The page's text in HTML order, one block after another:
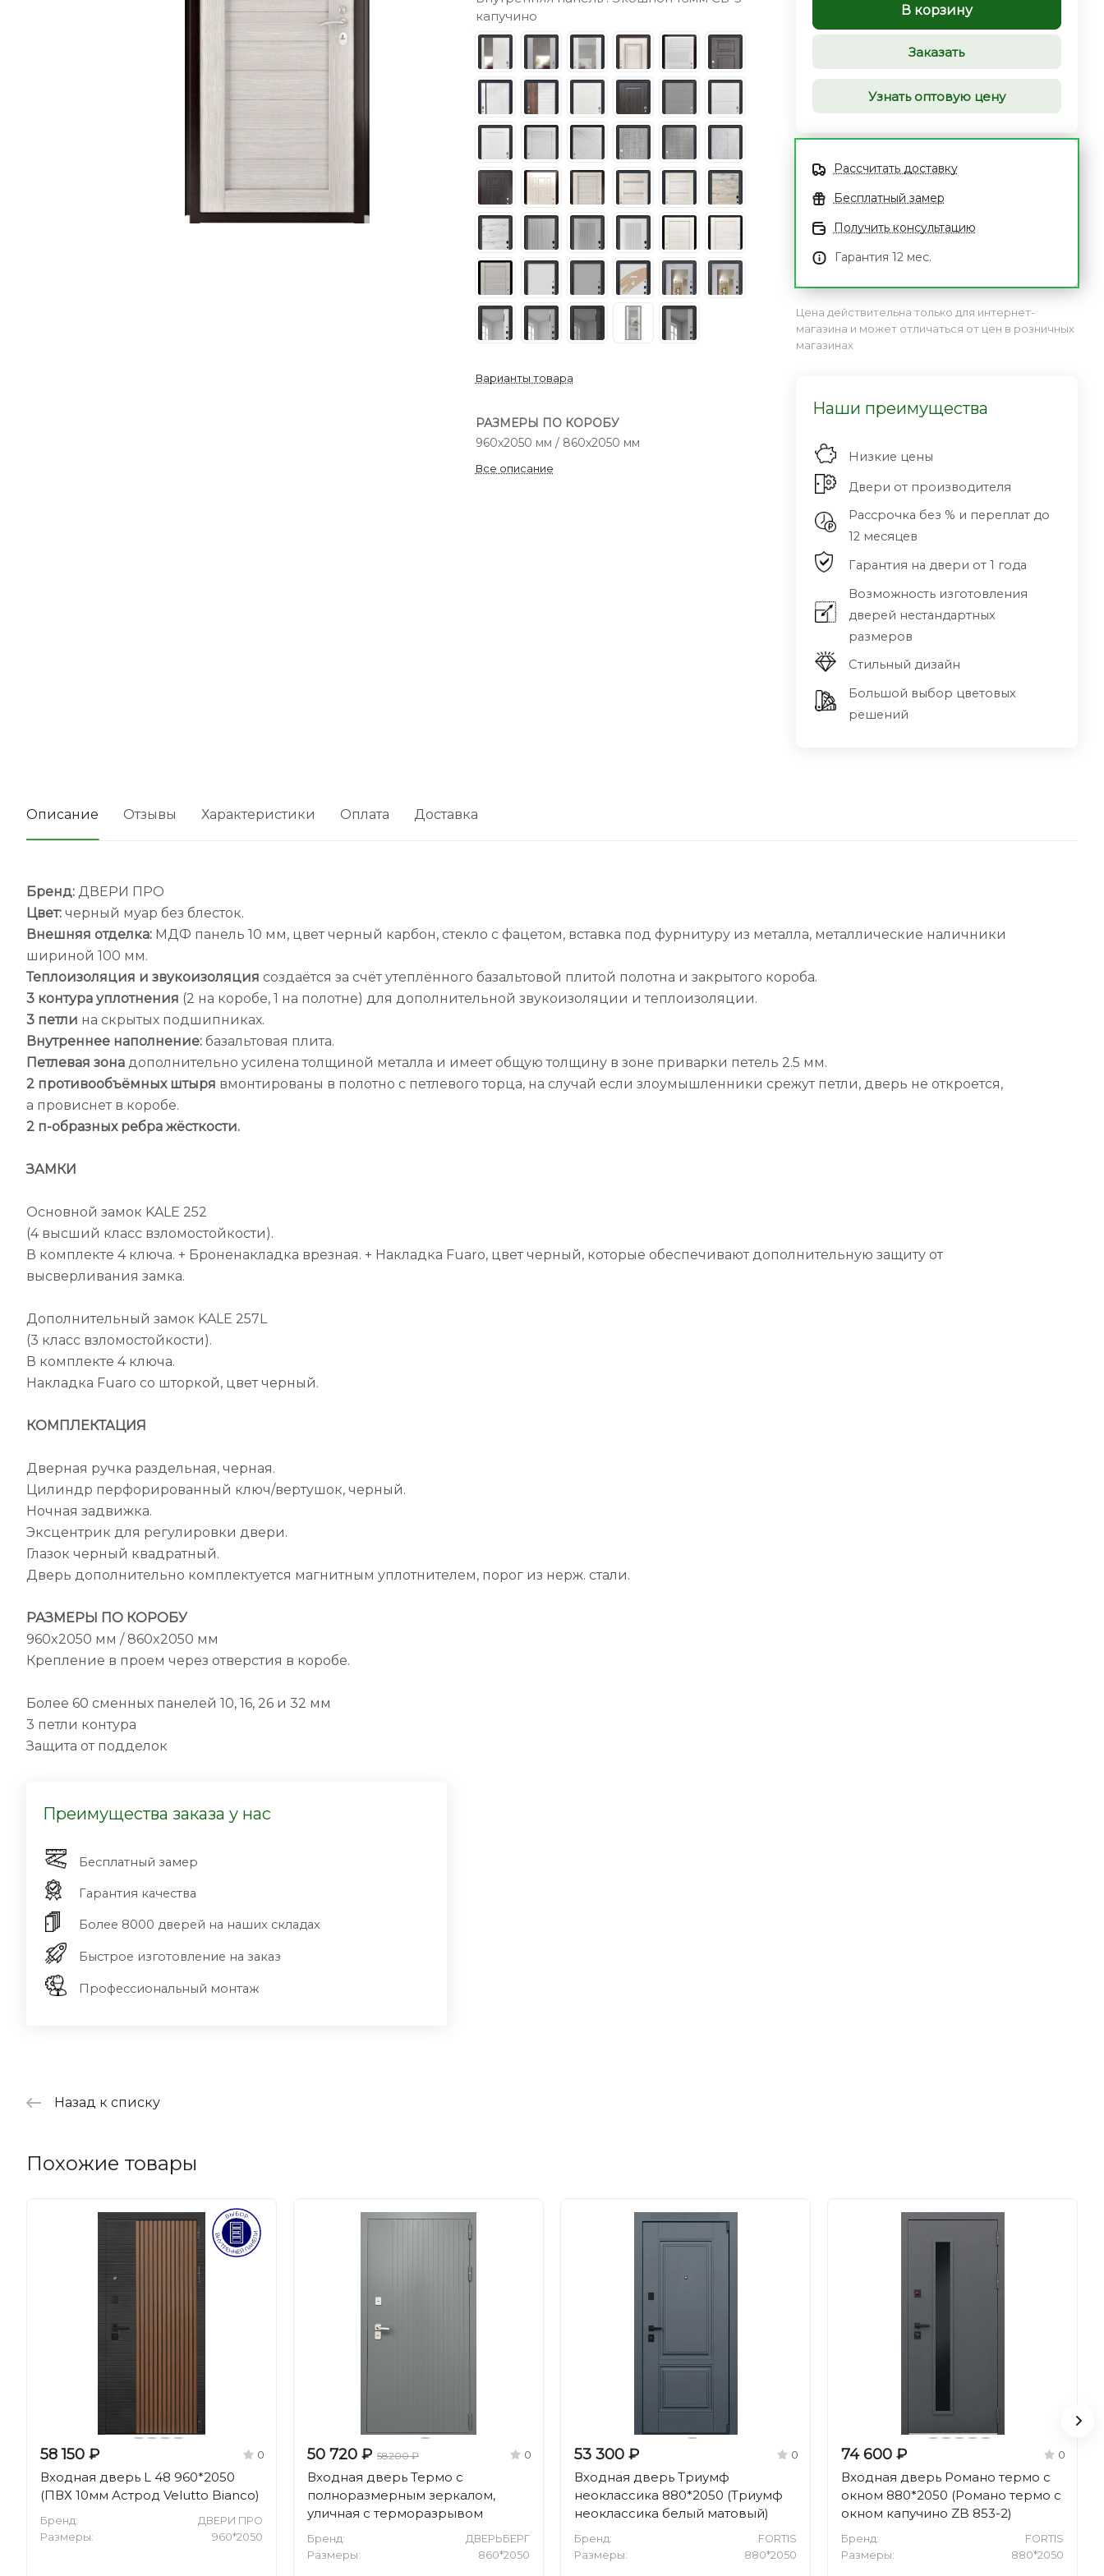
капучино
Варианты товара
РАЗМЕРЫ ПО КОРОБУ
960x2050 мм / 860x2050 мм
Все описание
В корзину
Заказать
Узнать оптовую цену
Рассчитать доставку
Бесплатный замер
Получить консультацию
Гарантия 12 мес.
Цена действительна только для интернет-
магазина и может отличаться от цен в розничных
магазинах
Наши преимущества
Низкие цены
Двери от производителя
Рассрочка без % и переплат до
12 месяцев
Гарантия на двери от 1 года
Возможность изготовления
дверей нестандартных
размеров
Стильный дизайн
Большой выбор цветовых
решений
Описание Отзывы Характеристики Оплата Доставка
Бренд: ДВЕРИ ПРО
Цвет: черный муар без блесток.
Внешняя отделка: МДФ панель 10 мм, цвет черный карбон, стекло с фацетом, вставка под фурнитуру из металла, металлические наличники
шириной 100 мм.
Теплоизоляция и звукоизоляция создаётся за счёт утеплённого базальтовой плитой полотна и закрытого короба.
3 контура уплотнения (2 на коробе, 1 на полотне) для дополнительной звукоизоляции и теплоизоляции.
3 петли на скрытых подшипниках.
Внутреннее наполнение: базальтовая плита.
Петлевая зона дополнительно усилена толщиной металла и имеет общую толщину в зоне приварки петель 2.5 мм.
2 противообъёмных штыря вмонтированы в полотно с петлевого торца, на случай если злоумышленники срежут петли, дверь не откроется,
а провиснет в коробе.
2 п-образных ребра жёсткости.
ЗАМКИ
Основной замок KALE 252
(4 высший класс взломостойкости).
В комплекте 4 ключа. + Броненакладка врезная. + Накладка Fuaro, цвет черный, которые обеспечивают дополнительную защиту от
высверливания замка.
Дополнительный замок KALE 257L
(3 класс взломостойкости).
В комплекте 4 ключа.
Накладка Fuaro со шторкой, цвет черный.
КОМПЛЕКТАЦИЯ
Дверная ручка раздельная, черная.
Цилиндр перфорированный ключ/вертушок, черный.
Ночная задвижка.
Эксцентрик для регулировки двери.
Глазок черный квадратный.
Дверь дополнительно комплектуется магнитным уплотнителем, порог из нерж. стали.
РАЗМЕРЫ ПО КОРОБУ
960x2050 мм / 860x2050 мм
Крепление в проем через отверстия в коробе.
Более 60 сменных панелей 10, 16, 26 и 32 мм
3 петли контура
Защита от подделок
Преимущества заказа у нас
Бесплатный замер
Гарантия качества
Более 8000 дверей на наших складах
Быстрое изготовление на заказ
Профессиональный монтаж
Назад к списку
Похожие товары
58 150 ₽ 0
Входная дверь L 48 960*2050
(ПВХ 10мм Астрод Velutto Bianco)
Бренд:
ДВЕРИ ПРО
Размеры:
960*2050
50 720 ₽ 58200 ₽ 0
Входная дверь Термо с
полноразмерным зеркалом,
уличная с терморазрывом
Бренд:
ДВЕРЬБЕРГ
Размеры:
860*2050
53 300 ₽ 0
Входная дверь Триумф
неоклассика 880*2050 (Триумф
неоклассика белый матовый)
Бренд:
FORTIS
Размеры:
880*2050
74 600 ₽ 0
Входная дверь Романо термо с
окном 880*2050 (Романо термо с
окном капучино ZB 853-2)
Бренд:
FORTIS
Размеры:
880*2050